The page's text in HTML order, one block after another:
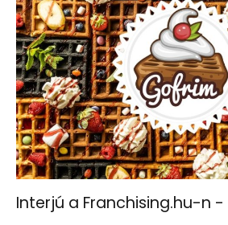
Interjú a Franchising.hu-n -